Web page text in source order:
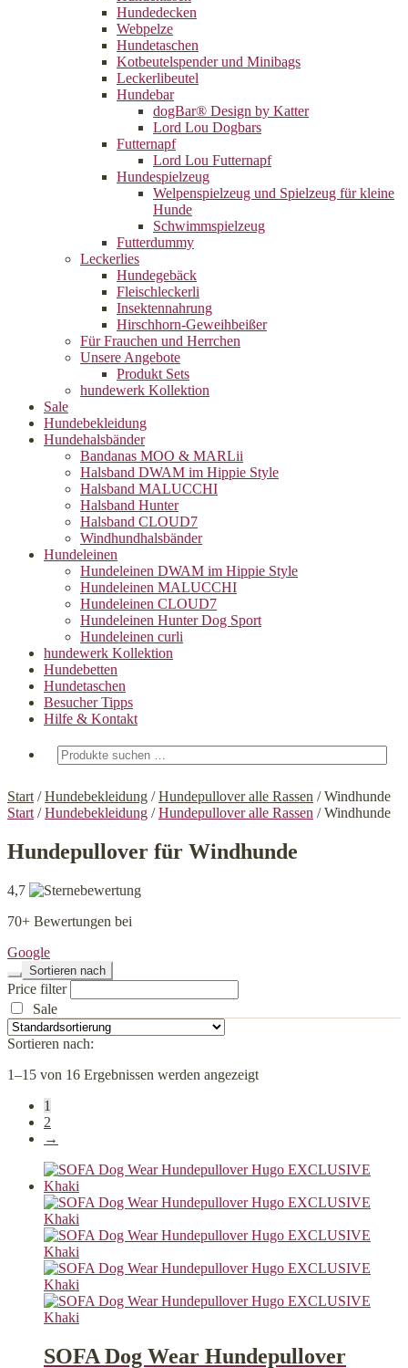
Hundedecken
Webpelze
Hundetaschen
Kotbeutelspender und Minibags
Leckerlibeutel
Hundebar
dogBar® Design by Katter
Lord Lou Dogbars
Futternapf
Lord Lou Futternapf
Hundespielzeug
Welpenspielzeug und Spielzeug für kleine
Hunde
Schwimmspielzeug
Futterdummy
Leckerlies
Hundegebäck
Fleischleckerli
Insektennahrung
Hirschhorn-Geweihbeißer
Für Frauchen und Herrchen
Unsere Angebote
Produkt Sets
hundewerk Kollektion
Sale
Hundebekleidung
Hundehalsbänder
Bandanas MOO & MARLii
Halsband DWAM im Hippie Style
Halsband MALUCCHI
Halsband Hunter
Halsband CLOUD7
Windhundhalsbänder
Hundeleinen
Hundeleinen DWAM im Hippie Style
Hundeleinen MALUCCHI
Hundeleinen CLOUD7
Hundeleinen Hunter Dog Sport
Hundeleinen curli
hundewerk Kollektion
Hundebetten
Hundetaschen
Besucher Tipps
Hilfe & Kontakt
Suchen
nach:
Start /Hundebekleidung /Hundepullover alle Rassen /Windhunde
Start /Hundebekleidung /Hundepullover alle Rassen /Windhunde
Hundepullover für Windhunde
4,7
70+ Bewertungen bei
Google
Sortieren nach
Price filter
Sale
Sortieren nach:
1–15 von 16 Ergebnissen werden angezeigt
1
2
→
SOFA Dog Wear Hundepullover